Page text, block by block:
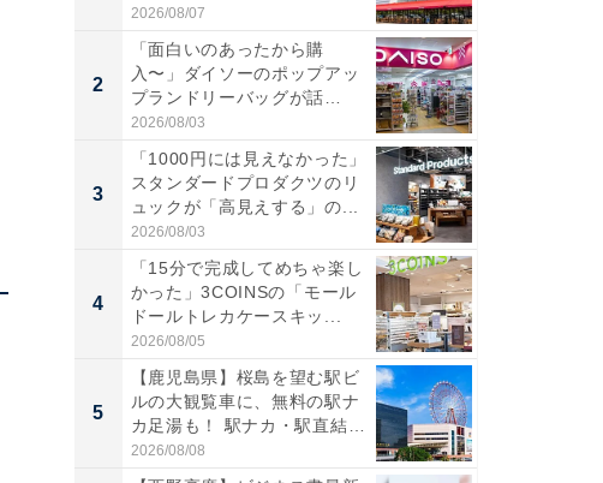
ア...
2026/08/07
2
「面白いのあったから購
入〜」ダイソーのポップアッ
プランドリーバッグが話
題。“さま...
2026/08/03
3
「1000円には見えなかった」
スタンダードプロダクツのリ
ュックが「高見えする」の...
2026/08/03
4
「15分で完成してめちゃ楽し
かった」3COINSの「モール
ドールトレカケースキッ...
2026/08/05
5
【鹿児島県】桜島を望む駅ビ
ルの大観覧車に、無料の駅ナ
カ足湯も！ 駅ナカ・駅直結
ス...
2026/08/08